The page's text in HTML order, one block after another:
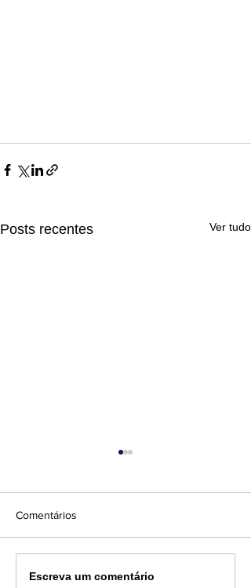
Posts recentes Ver tudo
Uma porta corta-fogo
Comentários
Escreva um comentário